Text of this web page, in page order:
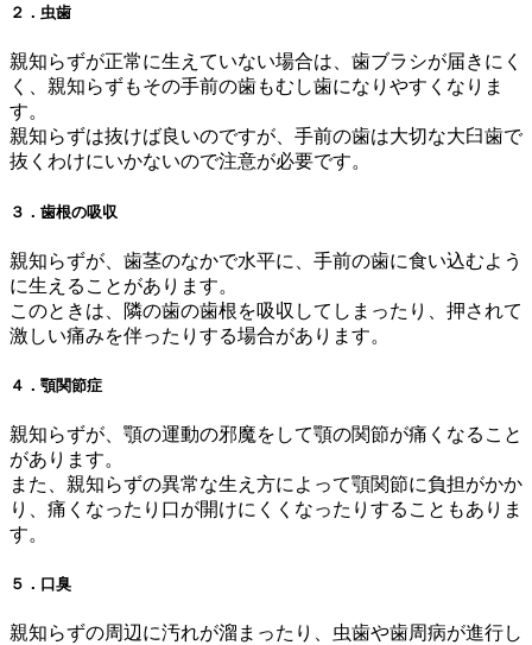
２．虫歯
親知らずが正常に生えていない場合は、歯ブラシが届きにく
く、親知らずもその手前の歯もむし歯になりやすくなりま
す。
親知らずは抜けば良いのですが、手前の歯は大切な大臼歯で
抜くわけにいかないので注意が必要です。
３．歯根の吸収
親知らずが、歯茎のなかで水平に、手前の歯に食い込むよう
に生えることがあります。
このときは、隣の歯の歯根を吸収してしまったり、押されて
激しい痛みを伴ったりする場合があります。
４．顎関節症
親知らずが、顎の運動の邪魔をして顎の関節が痛くなること
があります。
また、親知らずの異常な生え方によって顎関節に負担がかか
り、痛くなったり口が開けにくくなったりすることもありま
す。
５．口臭
親知らずの周辺に汚れが溜まったり、虫歯や歯周病が進行し